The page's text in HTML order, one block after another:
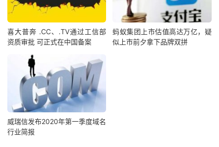
喜大普奔 .CC、.TV通过工信部
资质审批 可正式在中国备案
蚂蚁集团上市估值高达万亿，疑
似上市前夕拿下品牌双拼
威瑞信发布2020年第一季度域名
行业简报